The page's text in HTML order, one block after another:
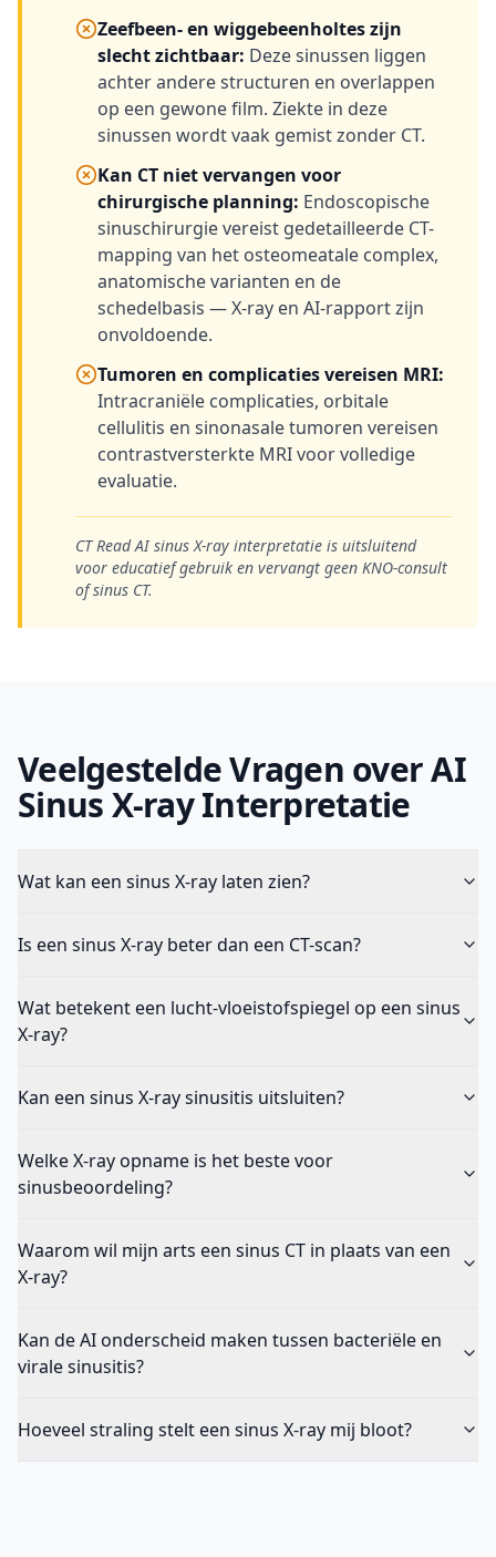
Zeefbeen- en wiggebeenholtes zijn
slecht zichtbaar: Deze sinussen liggen
achter andere structuren en overlappen
op een gewone film. Ziekte in deze
sinussen wordt vaak gemist zonder CT.
Kan CT niet vervangen voor
chirurgische planning: Endoscopische
sinuschirurgie vereist gedetailleerde CT-
mapping van het osteomeatale complex,
anatomische varianten en de
schedelbasis — X-ray en AI-rapport zijn
onvoldoende.
Tumoren en complicaties vereisen MRI:
Intracraniële complicaties, orbitale
cellulitis en sinonasale tumoren vereisen
contrastversterkte MRI voor volledige
evaluatie.
CT Read AI sinus X-ray interpretatie is uitsluitend
voor educatief gebruik en vervangt geen KNO-consult
of sinus CT.
Veelgestelde Vragen over AI
Sinus X-ray Interpretatie
Wat kan een sinus X-ray laten zien?
Is een sinus X-ray beter dan een CT-scan?
Wat betekent een lucht-vloeistofspiegel op een sinus
X-ray?
Kan een sinus X-ray sinusitis uitsluiten?
Welke X-ray opname is het beste voor
sinusbeoordeling?
Waarom wil mijn arts een sinus CT in plaats van een
X-ray?
Kan de AI onderscheid maken tussen bacteriële en
virale sinusitis?
Hoeveel straling stelt een sinus X-ray mij bloot?